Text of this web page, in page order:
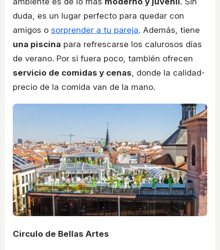
duda, es un lugar perfecto para quedar con
amigos o sorprender a tu pareja. Además, tiene
una piscina para refrescarse los calurosos días
de verano. Por si fuera poco, también ofrecen
servicio de comidas y cenas , donde la calidad-
precio de la comida van de la mano.
Circulo de Bellas Artes